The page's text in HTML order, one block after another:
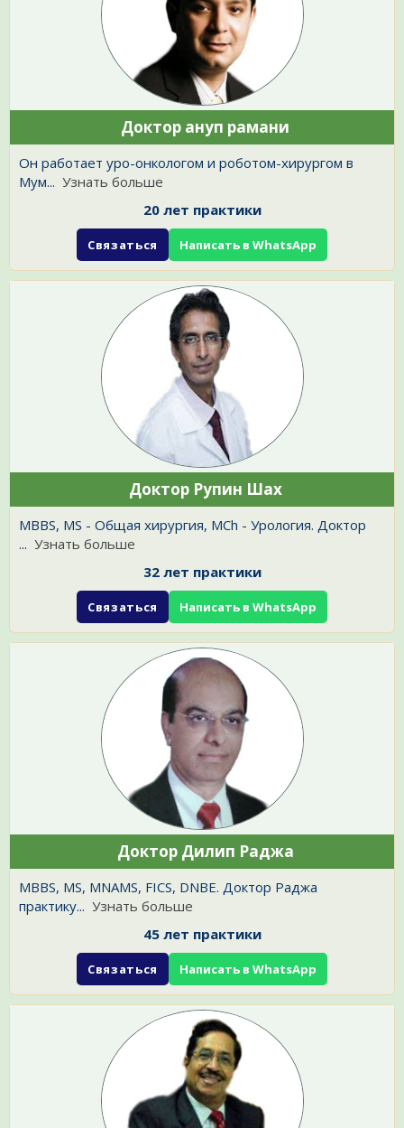
Доктор ануп рамани
Он работает уро-онкологом и роботом-хирургом в
Мум... Узнать больше
20 лет практики
Связаться Написать в WhatsApp
Доктор Рупин Шах
MBBS, MS - Общая хирургия, MCh - Урология. Доктор
... Узнать больше
32 лет практики
Связаться Написать в WhatsApp
Доктор Дилип Раджа
MBBS, MS, MNAMS, FICS, DNBE. Доктор Раджа
практику... Узнать больше
45 лет практики
Связаться Написать в WhatsApp